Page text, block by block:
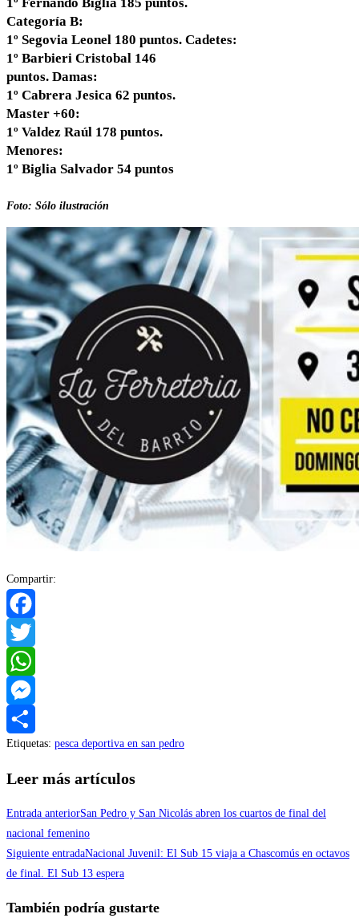
Categoría B:
1º Segovia Leonel 180 puntos. Cadetes:
1º Barbieri Cristobal 146
puntos. Damas:
1º Cabrera Jesica 62 puntos.
Master +60:
1º Valdez Raúl 178 puntos.
Menores:
1º Biglia Salvador 54 puntos
Foto: Sólo ilustración
Compartir:
Facebook
Twitter
WhatsApp
Messenger
Compartir
Etiquetas: pesca deportiva en san pedro
Leer más artículos
Entrada anteriorSan Pedro y San Nicolás abren los cuartos de final del
nacional femenino
Siguiente entradaNacional Juvenil: El Sub 15 viaja a Chascomús en octavos
de final. El Sub 13 espera
También podría gustarte